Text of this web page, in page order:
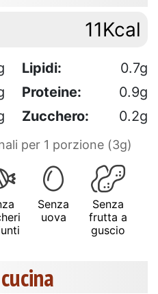
11Kcal
Lipidi:
0.7g
Proteine:
0.9g
Zucchero: 0.2g
per 1 porzione (3g)
Senza
uova
Senza
frutta a
guscio